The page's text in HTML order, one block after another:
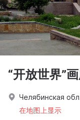
“开放世界”
Челябинская
在地图上显示